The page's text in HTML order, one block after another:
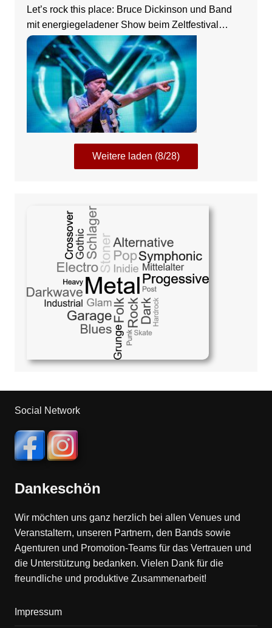
Let’s rock this place: Bruce Dickinson und Band
mit energiegeladener Show beim Zeltfestival
Rhein-Neckar
Weitere laden (8/28)
Social Network
Dankeschön
Wir möchten uns ganz herzlich bei allen Venues und
Veranstaltern, unseren Partnern, den Bands sowie
Agenturen und Promotion-Teams für das Vertrauen und
die Unterstützung bedanken. Vielen Dank für die
freundliche und produktive Zusammenarbeit!
Impressum